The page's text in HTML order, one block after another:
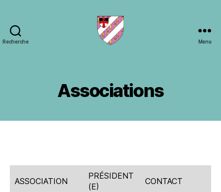
Recherche Menu
Associations
ASSOCIATION
PRÉSIDENT
(E)
CONTACT